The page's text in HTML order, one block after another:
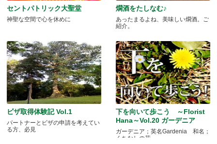
セントパトリック大聖堂
神聖な空間で心を休めに
燗酒をたしなむ♪
あったまるよね、美味しい燗酒。ご
紹介。
ビザ取得体験記 Vol.1
パートナーとビザの申請を考えてい
る方、必見
下を向いて歩こう ～Florist
Hana～Vol.20 ガーデニア
ガーデニア；英名Gardenia 和名；
くちなしの花 .....